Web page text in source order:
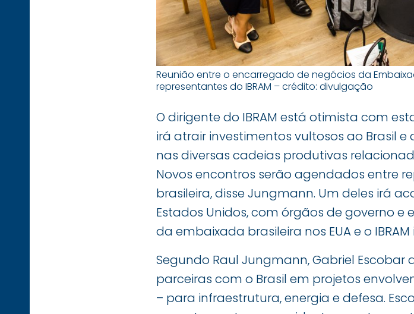
Reunião entre o encarregado de negócios da
representantes do IBRAM – crédito: divulgação
O dirigente do IBRAM está otimista com
irá atrair investimentos vultosos ao Brasil
nas diversas cadeias produtivas
Novos encontros serão agendados entre
brasileira, disse Jungmann. Um deles irá
Estados Unidos, com órgãos de governo
da embaixada brasileira nos EUA e o
Segundo Raul Jungmann, Gabriel Escobar
parceiras com o Brasil em projetos
– para infraestrutura, energia e defesa.